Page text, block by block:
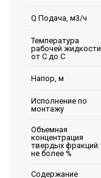
Q Подача, м3/ч
Температура
рабочей жидкости,
от С до С
Напор, м
Исполнение по
монтажу
Объемная
концентрация
твердых фракций:
не более %
Содержание